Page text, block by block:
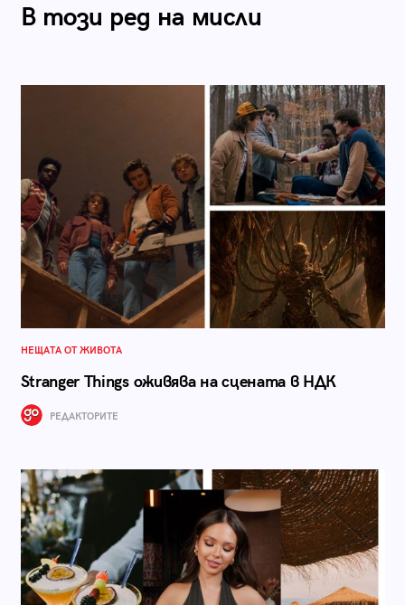
В този ред на мисли
НЕЩАТА ОТ ЖИВОТА
Stranger Things оживява на сцената в НДК
РЕДАКТОРИТЕ